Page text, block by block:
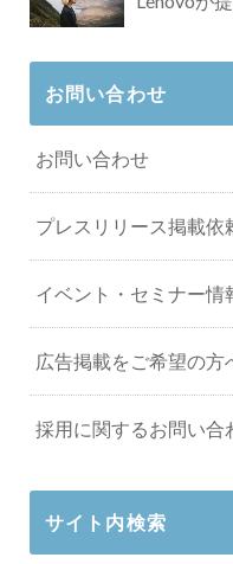
お問い合わせ
お問い合わせ
プレスリリース掲載依
イベント・セミナー情
広告掲載をご希望の方
採用に関するお問い合
サイト内検索